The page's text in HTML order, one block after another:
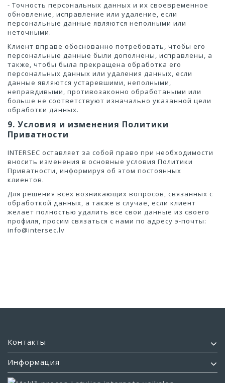
- Точность персональных данных и их своевременное
обновление, исправление или удаление, если
персональные данные являются неполными или
неточными.
Клиент вправе обоснованно потребовать, чтобы его
персональные данные были дополнены, исправлены, а
также, чтобы была прекращена обработка его
персональных данных или удаления данных, если
данные являются устаревшими, неполными,
неправдивыми, противозаконно обработаными или
больше не соответствуют изначально указанной цели
обработки данных.
9. Условия и изменения Политики
Приватности
INTERSEC оставляет за собой право при необходимости
вносить изменения в основные условия Политики
Приватности, информируя об этом постоянных
клиентов.
Для решения всех возникающих вопросов, связанных с
обработкой данных, а также в случае, если клиент
желает полностью удалить все свои данные из своего
профиля, просим связаться с нами по адресу э-почты:
info@intersec.lv
Контакты
Информация